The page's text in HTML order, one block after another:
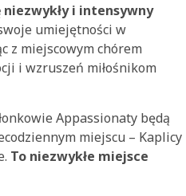
i intensywny
umiejętności w
z miejscowym chórem
i wzruszeń miłośnikom
Appassionaty będą
miejscu – Kaplicy
To niezwykłe miejsce